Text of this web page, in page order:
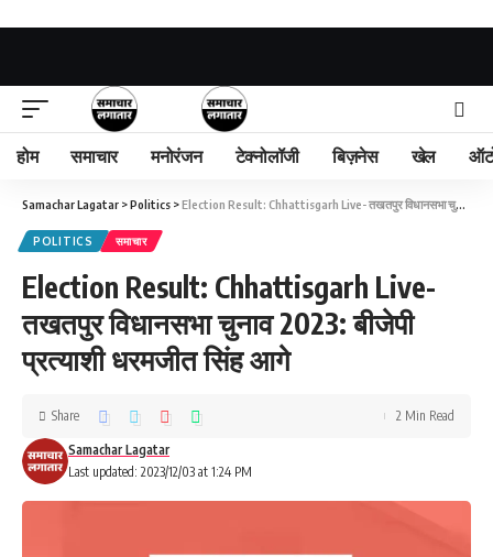
होम समाचार मनोरंजन टेक्नोलॉजी बिज़नेस खेल
Samachar Lagatar >Politics >Election Result: Chhattisgarh Live- तखतपुर विधानसभा चुनाव 2023: बीजेपी प्रत्याशी धरमजीत सिंह आगे
POLITICS समाचार
Election Result: Chhattisgarh Live-
तखतपुर विधानसभा चुनाव 2023: बीजेपी
प्रत्याशी धरमजीत सिंह आगे
Last updated: 2023/12/03 at 1:24 PM
Samachar Lagatar
Share 2 Min Read